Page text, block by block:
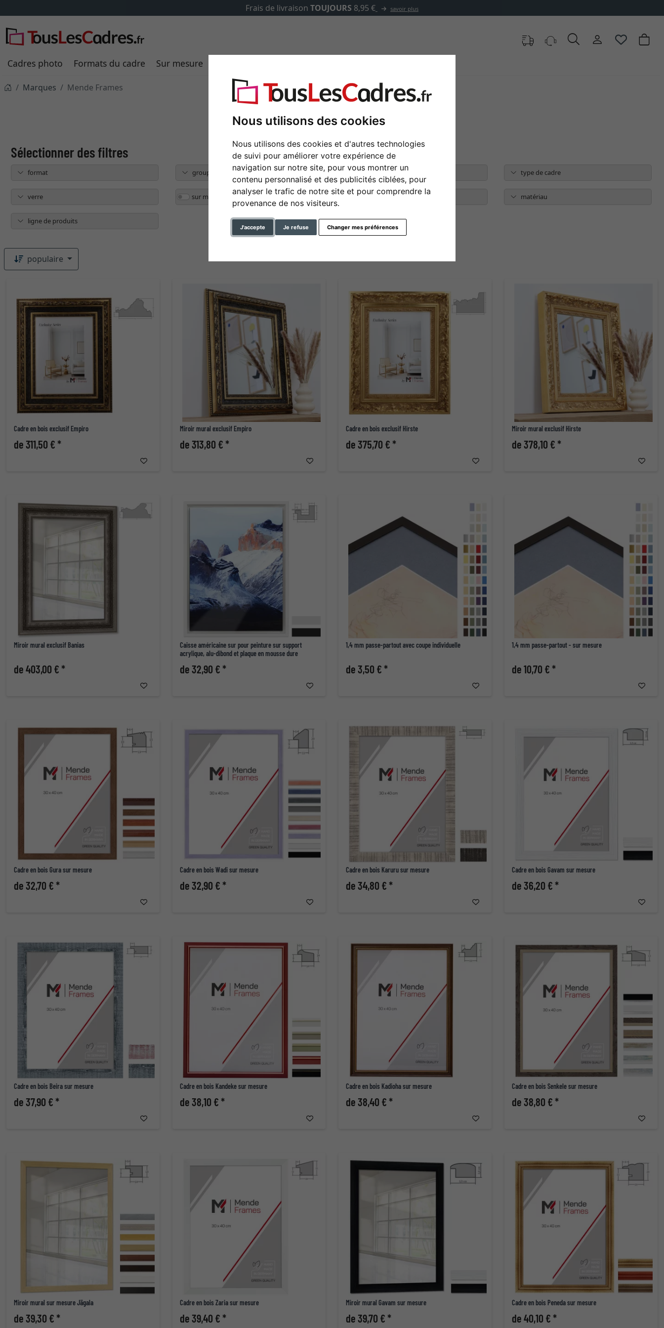
Nous utilisons des cookies
Nous utilisons des cookies et d'autres technologies
de suivi pour améliorer votre expérience de
navigation sur notre site, pour vous montrer un
contenu personnalisé et des publicités ciblées, pour
analyser le trafic de notre site et pour comprendre la
provenance de nos visiteurs.
J'accepte Je refuse Changer mes préférences
✓500 000 articles au choix
Cadres photo Formats du cadre Sur mesure
Marques Mende Frames
Mende Frames
format groupe de produits couleur type de cadre
verre sur mesure fermeture sur le support arrière matériau
ligne de produits
populaire
Cadre en bois exclusif Empiro
de 311,50 € *
Miroir mural exclusif Empiro
de 313,80 € *
Cadre en bois exclusif Hirste
de 375,70 € *
Miroir mural exclusif Hirste
de 378,10 € *
Miroir mural exclusif Banias
de 403,00 € *
Caisse américaine sur pour peinture sur support
acrylique, alu-dibond et plaque en mousse dure
de 32,90 € *
1,4 mm passe-partout avec coupe individuelle
de 3,50 € *
1,4 mm passe-partout - sur mesure
de 10,70 € *
Cadre en bois Gura sur mesure
de 32,70 € *
Cadre en bois Wadi sur mesure
de 32,90 € *
Cadre en bois Karuru sur mesure
de 34,80 € *
Cadre en bois Gavam sur mesure
de 36,20 € *
Cadre en bois Beira sur mesure
de 37,90 € *
Cadre en bois Kandeke sur mesure
de 38,10 € *
Cadre en bois Kadioha sur mesure
de 38,40 € *
Cadre en bois Senkele sur mesure
de 38,80 € *
Miroir mural sur mesure Jägala
de 39,30 € *
Cadre en bois Zaria sur mesure
de 39,40 € *
Miroir mural Gavam sur mesure
de 39,70 € *
Cadre en bois Peneda sur mesure
de 40,10 € *